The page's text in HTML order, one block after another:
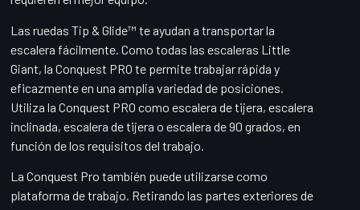
Las ruedas Tip & Glide™ te ayudan a transportar la
escalera fácilmente. Como todas las escaleras Little
Giant, la Conquest PRO te permite trabajar rápida y
eficazmente en una amplia variedad de posiciones.
Utiliza la Conquest PRO como escalera de tijera, escalera
inclinada, escalera de tijera o escalera de 90 grados, en
función de los requisitos del trabajo.
La Conquest Pro también puede utilizarse como
plataforma de trabajo. Retirando las partes exteriores de